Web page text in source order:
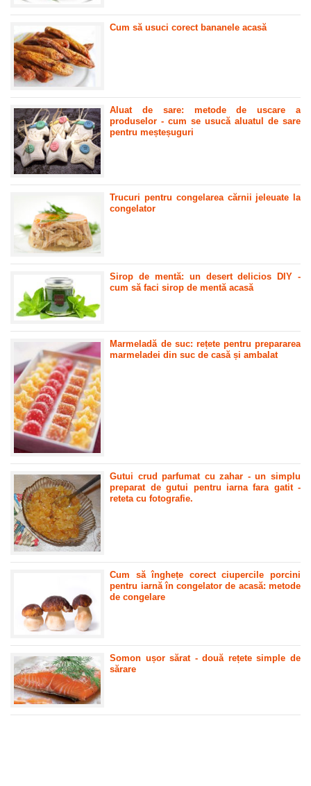
Cum să usuci corect bananele acasă
Aluat de sare: metode de uscare a
produselor - cum se usucă aluatul de sare
pentru meșteșuguri
Trucuri pentru congelarea cărnii jeleuate la
congelator
Sirop de mentă: un desert delicios DIY -
cum să faci sirop de mentă acasă
Marmeladă de suc: rețete pentru prepararea
marmeladei din suc de casă și ambalat
Gutui crud parfumat cu zahar - un simplu
preparat de gutui pentru iarna fara gatit -
reteta cu fotografie.
Cum să înghețe corect ciupercile porcini
pentru iarnă în congelator de acasă: metode
de congelare
Somon ușor sărat - două rețete simple de
sărare